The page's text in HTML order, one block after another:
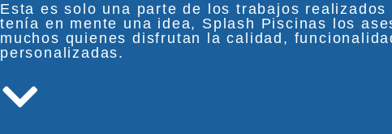
Esta es solo una parte de los trabajos
tenía en mente una idea, Splash Piscinas los
muchos quienes disfrutan la calidad,
personalizadas.